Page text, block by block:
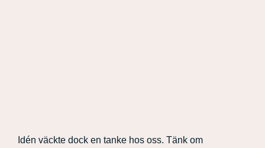
Idén väckte dock en tanke hos oss. Tänk om